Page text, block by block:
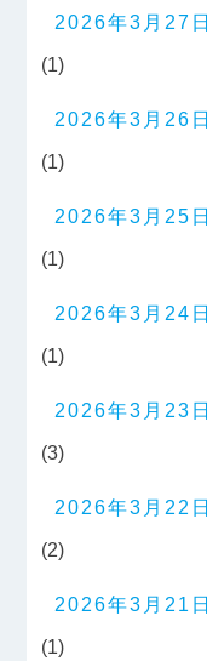
2026年3月27日
(1)
2026年3月26日
(1)
2026年3月25日
(1)
2026年3月24日
(1)
2026年3月23日
(3)
2026年3月22日
(2)
2026年3月21日
(1)